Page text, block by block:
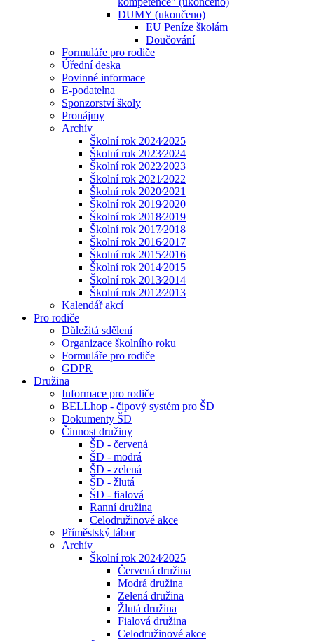
DUMY (ukončeno)
EU Peníze školám
Doučování
Formuláře pro rodiče
Úřední deska
Povinné informace
E-podatelna
Sponzorství školy
Pronájmy
Archív
Školní rok 2024⁄2025
Školní rok 2023⁄2024
Školní rok 2022⁄2023
Školní rok 2021⁄2022
Školní rok 2020⁄2021
Školní rok 2019⁄2020
Školní rok 2018⁄2019
Školní rok 2017⁄2018
Školní rok 2016⁄2017
Školní rok 2015⁄2016
Školní rok 2014⁄2015
Školní rok 2013⁄2014
Školní rok 2012⁄2013
Kalendář akcí
Pro rodiče
Důležitá sdělení
Organizace školního roku
Formuláře pro rodiče
GDPR
Družina
Informace pro rodiče
BELLhop - čipový systém pro ŠD
Dokumenty ŠD
Činnost družiny
ŠD - červená
ŠD - modrá
ŠD - zelená
ŠD - žlutá
ŠD - fialová
Ranní družina
Celodružinové akce
Příměstský tábor
Archív
Školní rok 2024⁄2025
Červená družina
Modrá družina
Zelená družina
Žlutá družina
Fialová družina
Celodružinové akce